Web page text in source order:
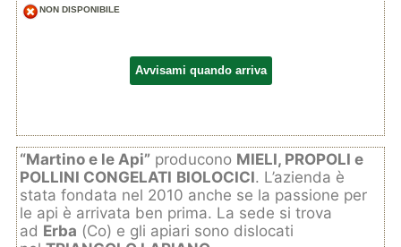
NON DISPONIBILE
Avvisami quando arriva
“Martino e le Api” producono MIELI, PROPOLI e
POLLINI CONGELATI BIOLOCICI. L’azienda è
stata fondata nel 2010 anche se la passione per
le api è arrivata ben prima. La sede si trova
ad Erba (Co) e gli apiari sono dislocati